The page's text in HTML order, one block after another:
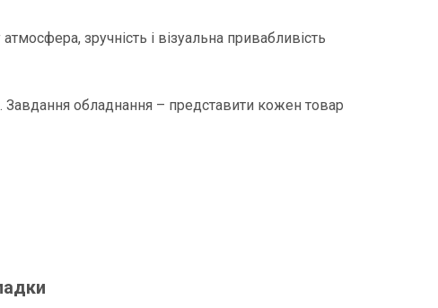
зручність і візуальна привабливість
обладнання – представити кожен товар